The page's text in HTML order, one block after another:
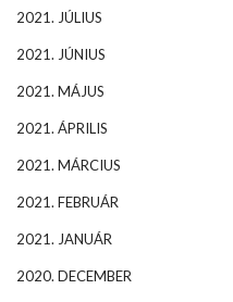
2021. JÚLIUS
2021. JÚNIUS
2021. MÁJUS
2021. ÁPRILIS
2021. MÁRCIUS
2021. FEBRUÁR
2021. JANUÁR
2020. DECEMBER